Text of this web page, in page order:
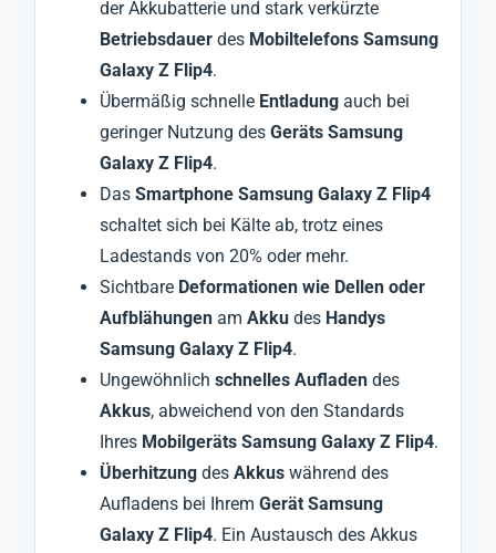
der Akkubatterie und stark verkürzte
Betriebsdauer des Mobiltelefons Samsung
Galaxy Z Flip4.
Übermäßig schnelle Entladung auch bei
geringer Nutzung des Geräts Samsung
Galaxy Z Flip4.
Das Smartphone Samsung Galaxy Z Flip4
schaltet sich bei Kälte ab, trotz eines
Ladestands von 20% oder mehr.
Sichtbare Deformationen wie Dellen oder
Aufblähungen am Akku des Handys
Samsung Galaxy Z Flip4.
Ungewöhnlich schnelles Aufladen des
Akkus, abweichend von den Standards
Ihres Mobilgeräts Samsung Galaxy Z Flip4.
Überhitzung des Akkus während des
Aufladens bei Ihrem Gerät Samsung
Galaxy Z Flip4. Ein Austausch des Akkus